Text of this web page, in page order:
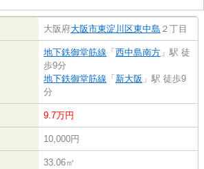
大阪府大阪市東淀川区東中島 ２丁目
地下鉄御堂筋線 「 西中島南方 」駅 徒
歩9分
地下鉄御堂筋線 「 新大阪 」駅 徒歩9
分
9.7万円
10,000円
33.06㎡